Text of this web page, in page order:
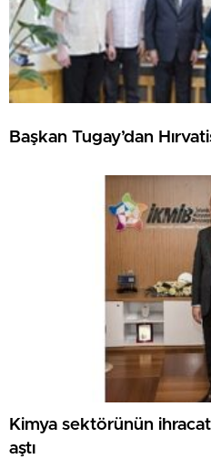
Başkan Tugay’dan
Kimya sektörünün
aştı